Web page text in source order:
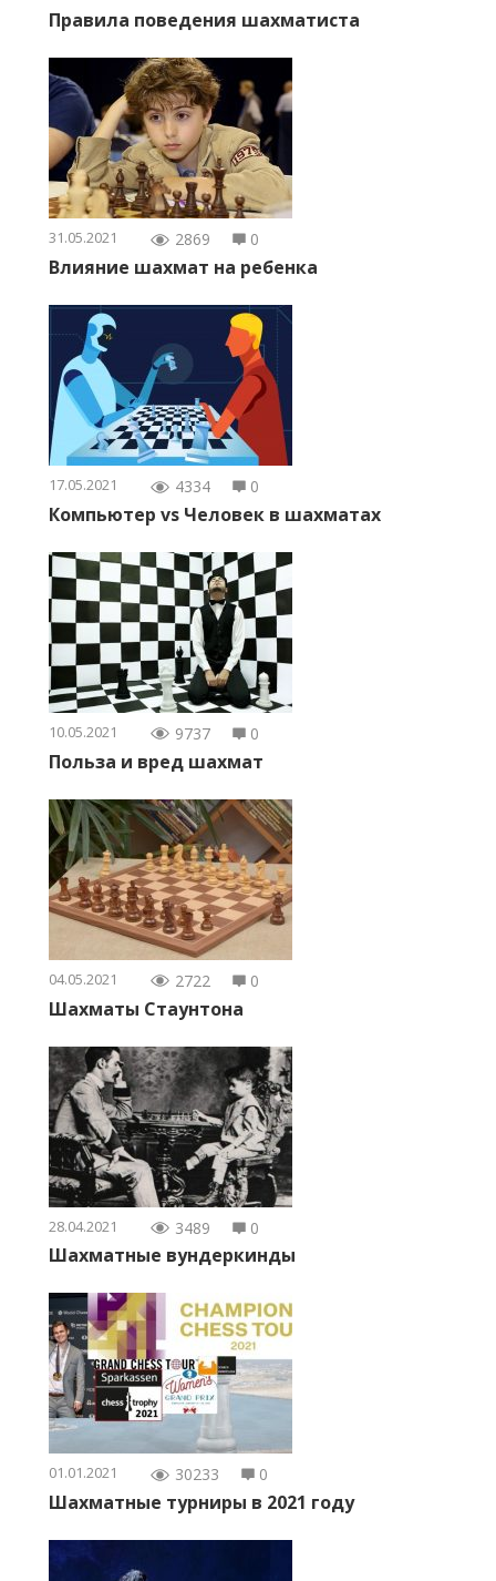
Правила поведения шахматиста
31.05.2021 2869 0
Влияние шахмат на ребенка
17.05.2021 4334 0
Компьютер vs Человек в шахматах
10.05.2021 9737 0
Польза и вред шахмат
04.05.2021 2722 0
Шахматы Стаунтона
28.04.2021 3489 0
Шахматные вундеркинды
01.01.2021 30233 0
Шахматные турниры в 2021 году